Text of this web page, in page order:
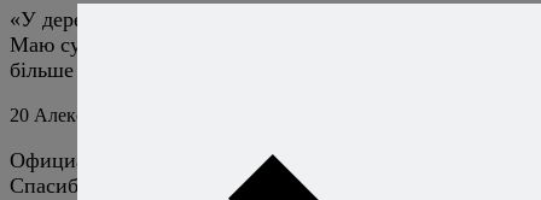
«У деревенских жителей я и смалец покупаю»
Маю сумнів, щоби в деревнях смалець робили. Таке
більше притаманне селам в Україні, Німеччині…
20 Алексей Онегин
Официальный язык общения на сайте — русский.
Спасибо.